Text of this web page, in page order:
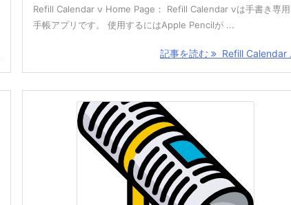
Refill Calendar ν Home Page： Refill Calendar νは手書き専用
手帳アプリです。 使用するにはApple Pencilが ...
記事を読む Refill Calendar